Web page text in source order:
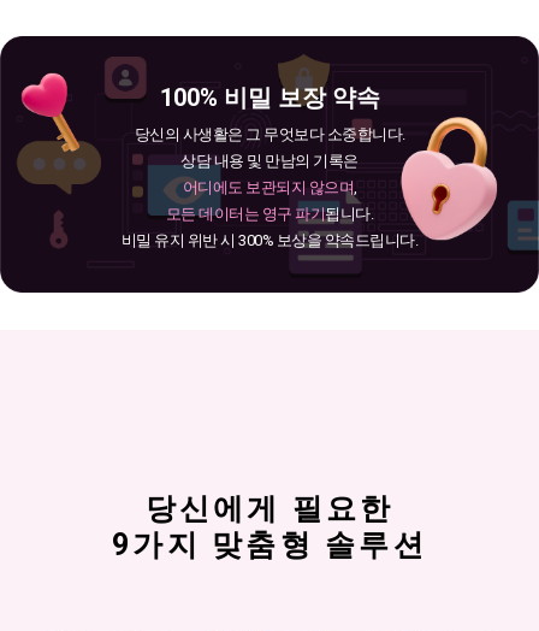
100% 비밀 보장 약속
당신의 사생활은 그 무엇보다 소중합니다.
상담 내용 및 만남의 기록은
어디에도 보관되지 않으며,
모든 데이터는 영구 파기됩니다.
비밀 유지 위반 시 300% 보상을 약속드립니다.
당신에게 필요한
9가지 맞춤형 솔루션